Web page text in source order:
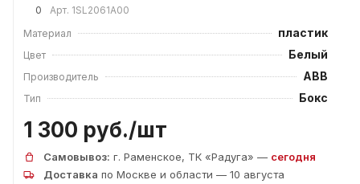
0 Арт. 1SL2061А00
Материал
пластик
Цвет Белый
Производитель ABB
Тип Бокс
1 300 руб./шт
Самовывоз: г. Раменское, ТК «Радуга» — сегодня
Доставка по Москве и области — 10 августа